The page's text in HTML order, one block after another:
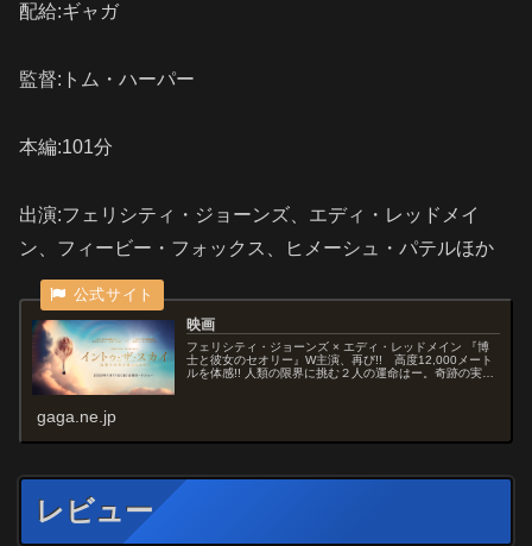
配給:ギャガ
監督:トム・ハーパー
本編:101分
出演:フェリシティ・ジョーンズ、エディ・レッドメイ
ン、フィービー・フォックス、ヒメーシュ・パテルほか
映画
フェリシティ・ジョーンズ × エディ・レッドメイン 『博
士と彼女のセオリー』W主演、再び!! 高度12,000メート
ルを体感!! 人類の限界に挑む２人の運命はー。奇跡の実
gaga.ne.jp
レビュー